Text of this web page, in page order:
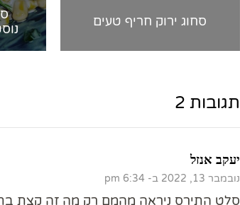
סחוג ירוק חריף טעים
תגובות 2
יעקב אנזל
נובמבר 13, 2022 ב- 6:34 pm
סלט התירס ניראה מהמם רק מה זה קצת